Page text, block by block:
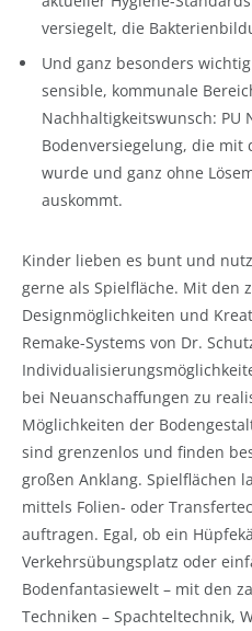
versiegelt, die
Und ganz besonders
sensible, kommunale
Nachhaltigkeitswunsch: PU
Bodenversiegelung, die
wurde und ganz ohne
auskommt.
Kinder lieben es bunt und
gerne als Spielfläche. Mit den
Designmöglichkeiten und
Remake-Systems von Dr.
bei Neuanschaffungen zu
Möglichkeiten der
sind grenzenlos und finden
großen Anklang. Spielflächen
mittels Folien- oder
auftragen. Egal, ob ein
Verkehrsübungsplatz oder
Bodenfantasiewelt – mit den
Techniken – Spachteltechnik,